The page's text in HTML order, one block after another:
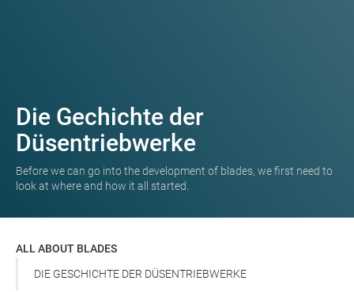
Die Gechichte der
Düsentriebwerke
Before we can go into the development of blades, we first need to
look at where and how it all started.
ALL ABOUT BLADES
DIE GESCHICHTE DER DÜSENTRIEBWERKE